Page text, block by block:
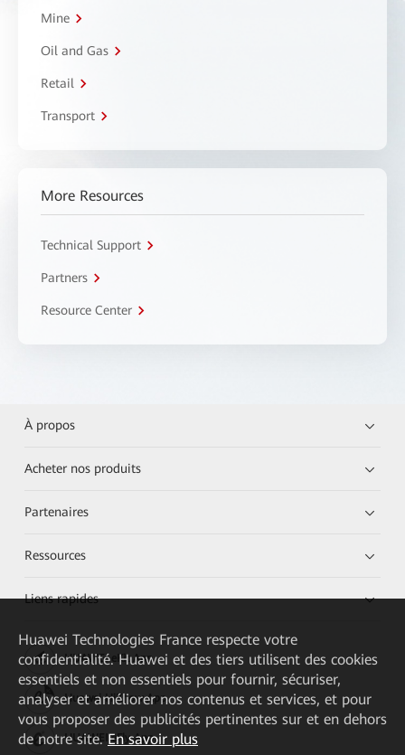
Mine
Oil and Gas
Retail
Transport
More Resources
Technical Support
Partners
Resource Center
À propos
Acheter nos produits
Partenaires
Ressources
Liens rapides
HUAWEI eKit App
Huawei HiKnow App
HUAWEI eFly App
Huawei Technologies France respecte votre
confidentialité. Huawei et des tiers utilisent des cookies
essentiels et non essentiels pour fournir, sécuriser,
analyser et améliorer nos contenus et services, et pour
vous proposer des publicités pertinentes sur et en dehors
de notre site. En savoir plus